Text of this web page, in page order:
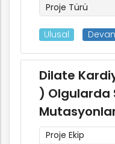
Proje Türü
Ulusal
Dilate
) Olgularda
Proje Ekip